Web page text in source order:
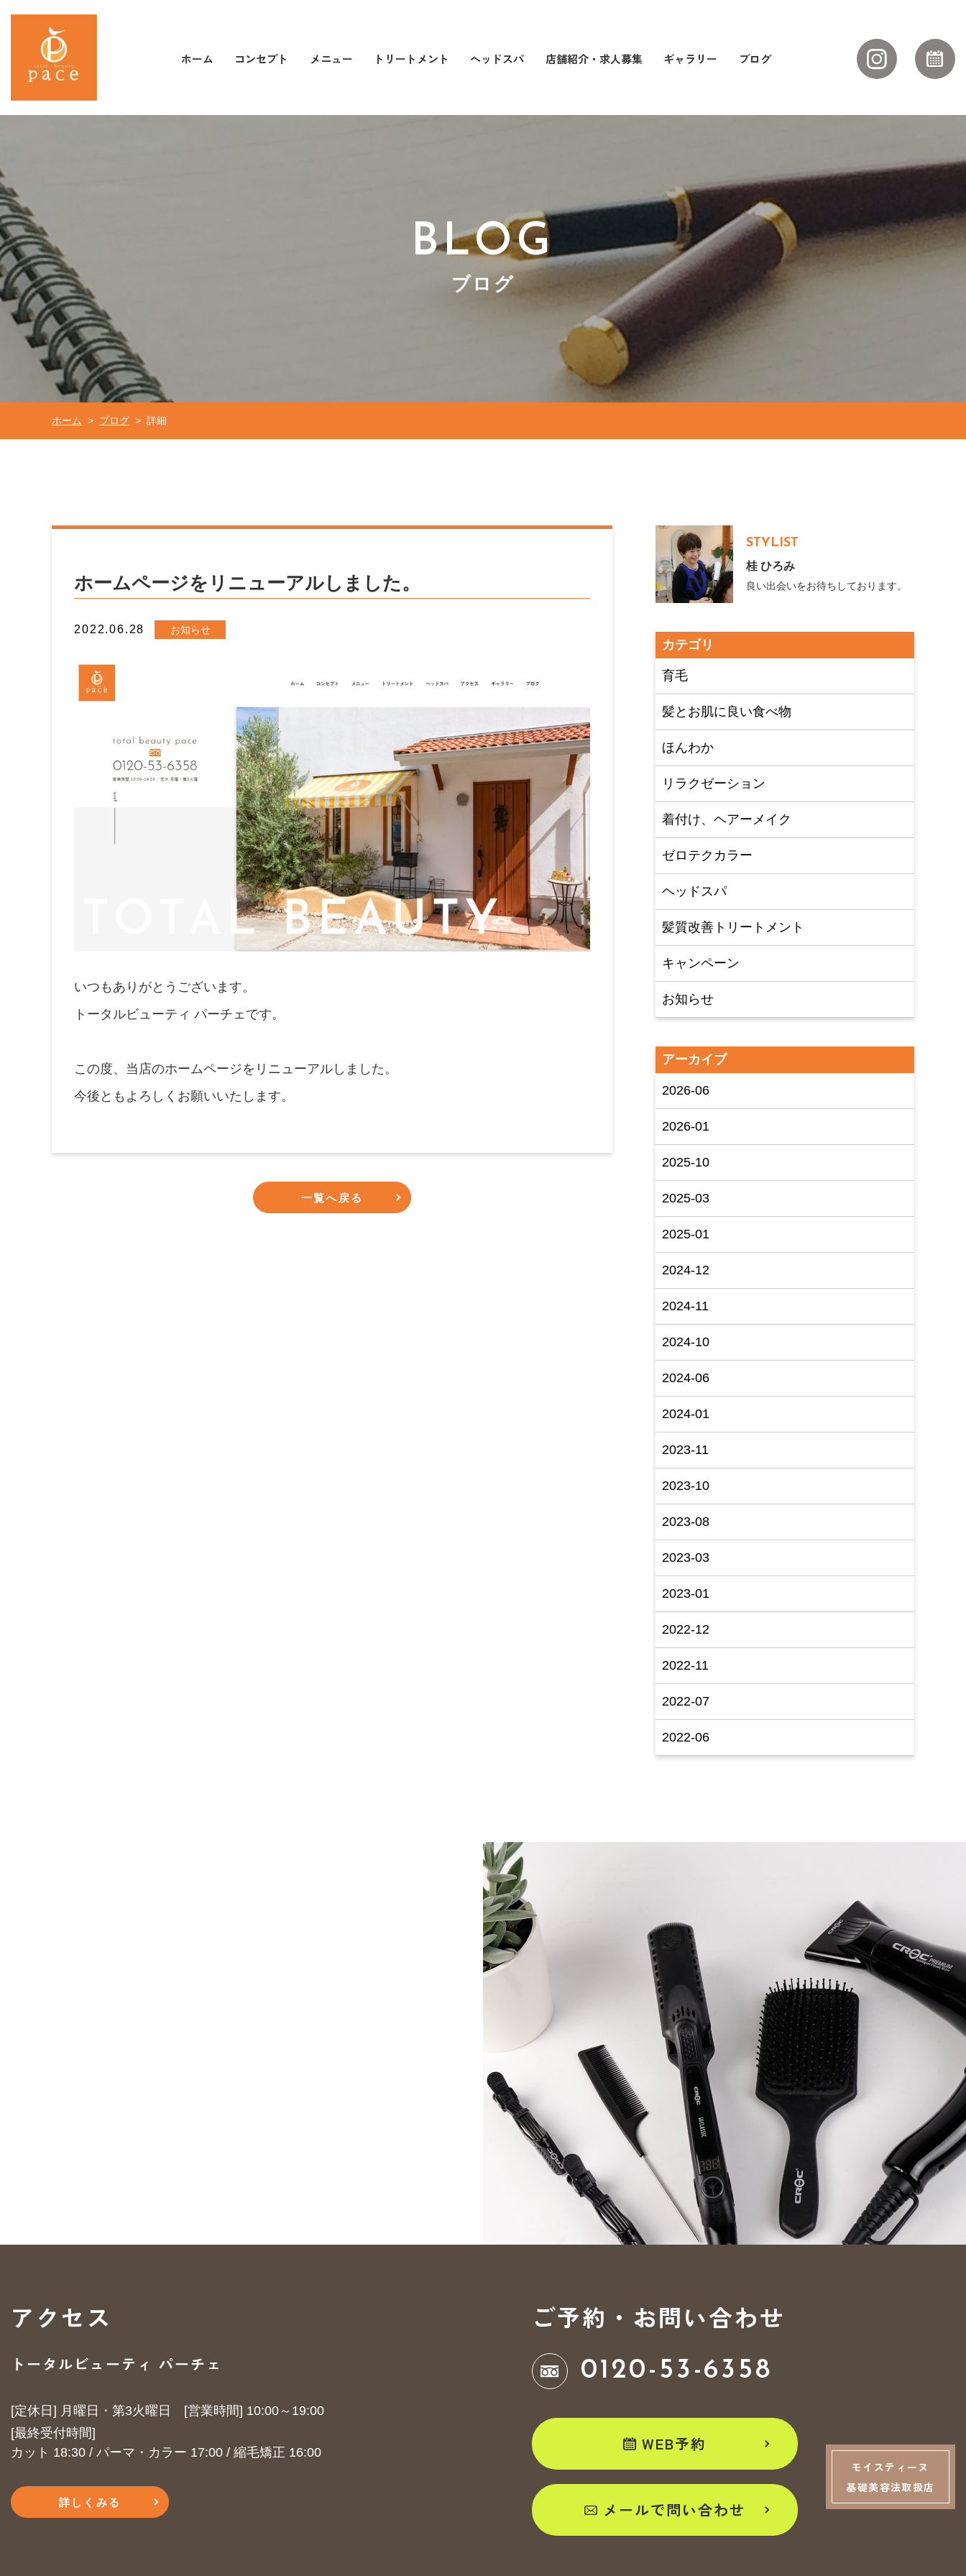
ホーム コンセプト メニュー トリートメント ヘッドスパ 店舗紹介・求人募集 ギャラリー ブログ
BLOG
ブログ
ホーム > ブログ > 詳細
ホームページをリニューアルしました。
2022.06.28 お知らせ
いつもありがとうございます。
トータルビューティ パーチェです。
この度、当店のホームページをリニューアルしました。
今後ともよろしくお願いいたします。
一覧へ戻る
STYLIST
桂 ひろみ
良い出会いをお待ちしております。
カテゴリ
育毛
髪とお肌に良い食べ物
ほんわか
リラクゼーション
着付け、ヘアーメイク
ゼロテクカラー
ヘッドスパ
髪質改善トリートメント
キャンペーン
お知らせ
アーカイブ
2026-06
2026-01
2025-10
2025-03
2025-01
2024-12
2024-11
2024-10
2024-06
2024-01
2023-11
2023-10
2023-08
2023-03
2023-01
2022-12
2022-11
2022-07
2022-06
アクセス
トータルビューティ パーチェ
[定休日] 月曜日・第3火曜日 ​​​​​​​[営業時間] 10:00～19:00
​​​​​​​[最終受付時間]
カット 18:30 / パーマ・カラー 17:00 / 縮毛矯正 16:00
詳しくみる
ご予約・お問い合わせ
0120-53-6358
WEB予約
メールで問い合わせ
モイスティーヌ
基礎美容法取扱店